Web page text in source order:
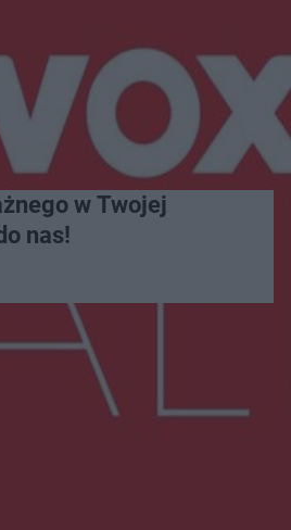
w Twojej
nas!
Więcej